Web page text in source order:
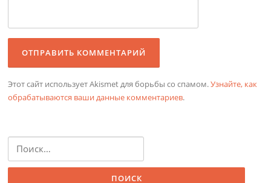
Этот сайт использует Akismet для борьбы со спамом.Узнайте, как
обрабатываются ваши данные комментариев.